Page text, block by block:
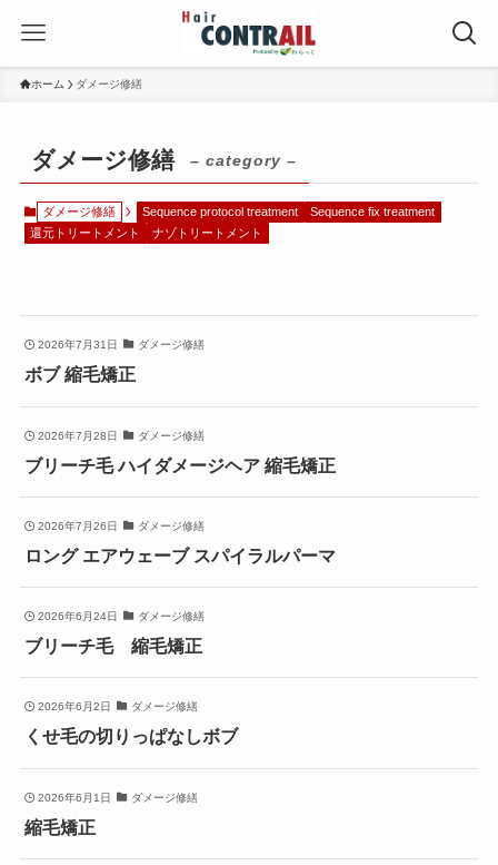
ホーム ダメージ修繕
ダメージ修繕 – category –
ダメージ修繕 Sequence protocol treatment
Sequence fix treatment
還元トリートメント
ナゾトリートメント
2026年7月31日 ダメージ修繕
ボブ 縮毛矯正
2026年7月28日 ダメージ修繕
ブリーチ毛 ハイダメージヘア 縮毛矯正
2026年7月26日 ダメージ修繕
ロング エアウェーブ スパイラルパーマ
2026年6月24日 ダメージ修繕
ブリーチ毛 縮毛矯正
2026年6月2日 ダメージ修繕
くせ毛の切りっぱなしボブ
2026年6月1日 ダメージ修繕
縮毛矯正